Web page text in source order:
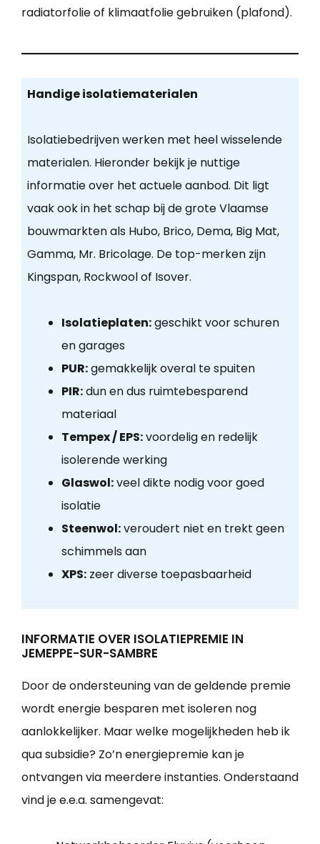
radiatorfolie of klimaatfolie gebruiken (plafond).
Handige isolatiematerialen
Isolatiebedrijven werken met heel wisselende
materialen. Hieronder bekijk je nuttige
informatie over het actuele aanbod. Dit ligt
vaak ook in het schap bij de grote Vlaamse
bouwmarkten als Hubo, Brico, Dema, Big Mat,
Gamma, Mr. Bricolage. De top-merken zijn
Kingspan, Rockwool of Isover.
Isolatieplaten:geschikt voor schuren
en garages
PUR:gemakkelijk overal te spuiten
PIR:dun en dus ruimtebesparend
materiaal
Tempex / EPS:voordelig en redelijk
isolerende werking
Glaswol:veel dikte nodig voor goed
isolatie
Steenwol:veroudert niet en trekt geen
schimmels aan
XPS:zeer diverse toepasbaarheid
INFORMATIE OVER ISOLATIEPREMIE IN
JEMEPPE-SUR-SAMBRE
Door de ondersteuning van de geldende premie
wordt energie besparen met isoleren nog
aanlokkelijker. Maar welke mogelijkheden heb ik
qua subsidie? Zo’n energiepremie kan je
ontvangen via meerdere instanties. Onderstaand
vind je e.e.a. samengevat: